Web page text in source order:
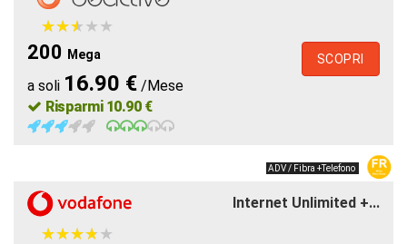
★★★★★
★★★★★
200 Mega
a soli 16.90 € /Mese
Risparmi 10.90 €
SCOPRI
ADV / Fibra +Telefono
Internet Unlimited +...
★★★★★
★★★★★